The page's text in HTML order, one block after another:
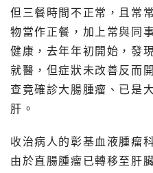
但三餐時間不正常，且常
物當作正餐，加上常與同
健康，去年年初開始，發
就醫，但症狀未改善反而
查竟確診大腸腫瘤、已是
肝。
收治病人的彰基血液腫瘤
由於直腸腫瘤已轉移至肝